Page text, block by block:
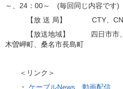
～、24：00～ (毎回同じ内容です)
【放 送 局】 CTY、
【放送地域】 四日市市、
木曽岬町、桑名市長島町
＜リンク＞
・ ケーブルNews 動画配信